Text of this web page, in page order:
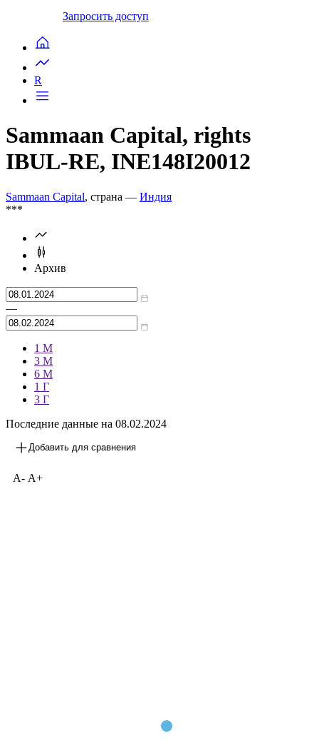
Запросить доступ
R
Sammaan Capital, rights
IBUL-RE, INE148I20012
Sammaan Capital, страна — Индия
***
Архив
—
1 М
3 М
6 М
1 Г
3 Г
Последние данные на 08.02.2024
Добавить для сравнения